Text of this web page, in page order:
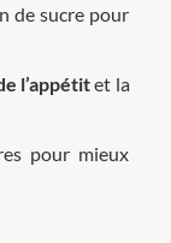
de sucre pour
l’appétitet la
pour mieux